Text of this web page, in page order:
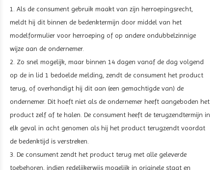
1. Als de consument gebruik maakt van zijn herroepingsrecht,
meldt hij dit binnen de bedenktermijn door middel van het
modelformulier voor herroeping of op andere ondubbelzinnige
wijze aan de ondernemer.
2. Zo snel mogelijk, maar binnen 14 dagen vanaf de dag volgend
op de in lid 1 bedoelde melding, zendt de consument het product
terug, of overhandigt hij dit aan (een gemachtigde van) de
ondernemer. Dit hoeft niet als de ondernemer heeft aangeboden het
product zelf af te halen. De consument heeft de terugzendtermijn in
elk geval in acht genomen als hij het product terugzendt voordat
de bedenktijd is verstreken.
3. De consument zendt het product terug met alle geleverde
toebehoren, indien redelijkerwijs mogelijk in originele staat en